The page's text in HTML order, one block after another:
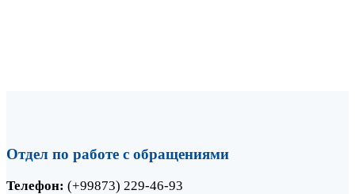
Отдел по работе с обращениями
Телефон: (+99873) 229-46-93